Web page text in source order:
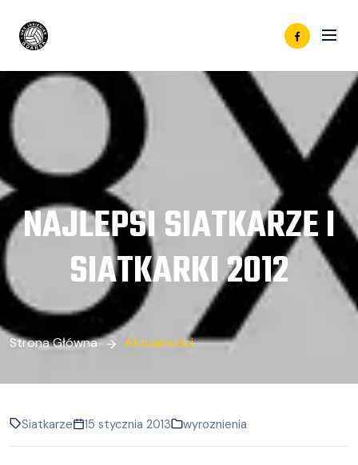
NAJLEPSI SIATKARZE I
SIATKARKI 2012
Strona Główna Aktualności
Siatkarze 15 stycznia 2013 wyroznienia